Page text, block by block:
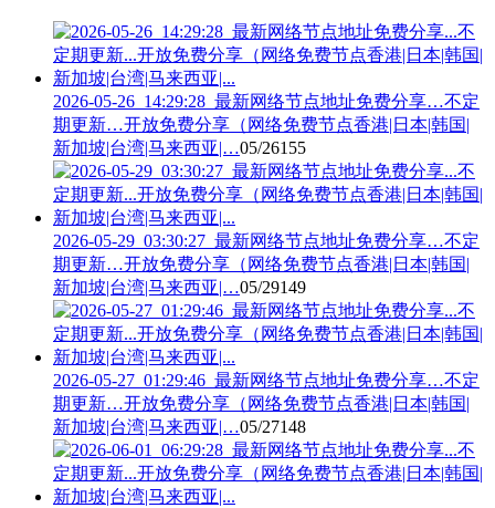
2026-05-26_14:29:28_最新网络节点地址免费分享…不定
期更新…开放免费分享（网络免费节点香港|日本|韩国|
新加坡|台湾|马来西亚|…05/26155
2026-05-29_03:30:27_最新网络节点地址免费分享…不定
期更新…开放免费分享（网络免费节点香港|日本|韩国|
新加坡|台湾|马来西亚|…05/29149
2026-05-27_01:29:46_最新网络节点地址免费分享…不定
期更新…开放免费分享（网络免费节点香港|日本|韩国|
新加坡|台湾|马来西亚|…05/27148